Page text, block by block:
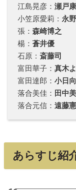
江島晃彦：瀬戸
小笠原愛莉： 永
張：森崎博之
楊：蒼井優
石原：斎藤司
富田華子：真木
富田達郎：小日
落合美佳： 田中
落合元信：遠藤
あらすじ紹